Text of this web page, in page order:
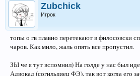
Zubchick
Игрок
топы о гв плавно перетекают в филосовски
чаров. Как мило, жаль опять все пропустил.
ЗЫ че я тут вспомнил) На голде у нас был
Адвокад (согильдяец ФЭ), так вот когда его